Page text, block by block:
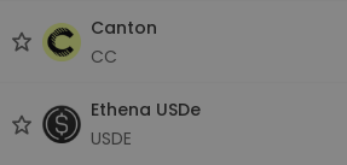
Canton
CC
Ethena USDe
USDE